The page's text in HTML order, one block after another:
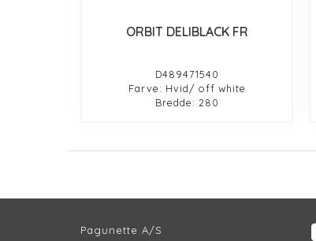
ORBIT DELIBLACK FR
D489471540
Farve: Hvid/ off white
Bredde: 280
Pagunette A/S